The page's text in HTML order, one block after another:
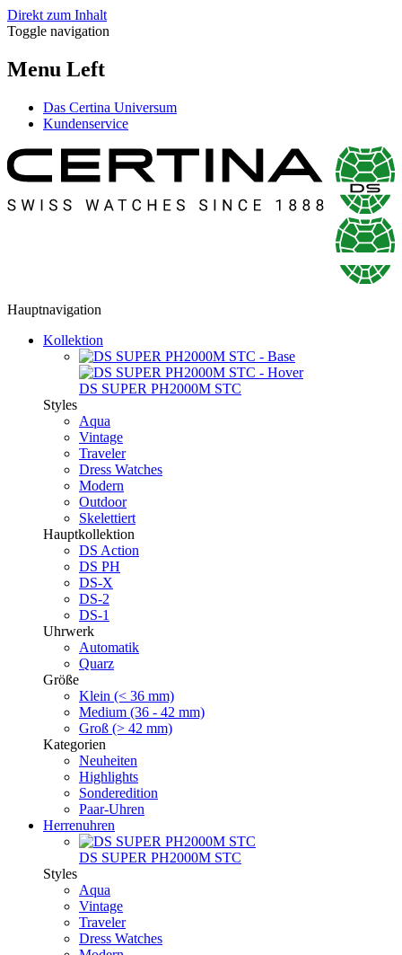
Direkt zum Inhalt
Toggle navigation
Menu Left
Das Certina Universum
Kundenservice
Hauptnavigation
Kollektion
DS SUPER PH2000M STC
Styles
Aqua
Vintage
Traveler
Dress Watches
Modern
Outdoor
Skelettiert
Hauptkollektion
DS Action
DS PH
DS-X
DS-2
DS-1
Uhrwerk
Automatik
Quarz
Größe
Klein (< 36 mm)
Medium (36 - 42 mm)
Groß (> 42 mm)
Kategorien
Neuheiten
Highlights
Sonderedition
Paar-Uhren
Herrenuhren
DS SUPER PH2000M STC
Styles
Aqua
Vintage
Traveler
Dress Watches